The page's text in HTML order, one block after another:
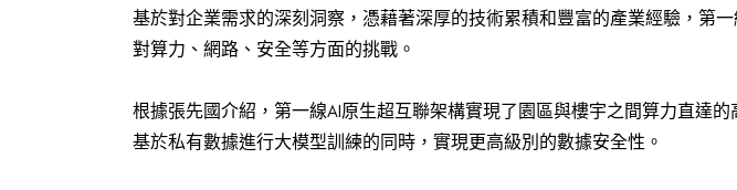
基於對企業需求的深刻洞察，憑藉著深厚的技術累積和豐富的產業經驗，第
對算力、網路、安全等方面的挑戰。
根據張先國介紹，第一線AI原生超互聯架構實現了園區與樓宇之間算力直達
基於私有數據進行大模型訓練的同時，實現更高級別的數據安全性。